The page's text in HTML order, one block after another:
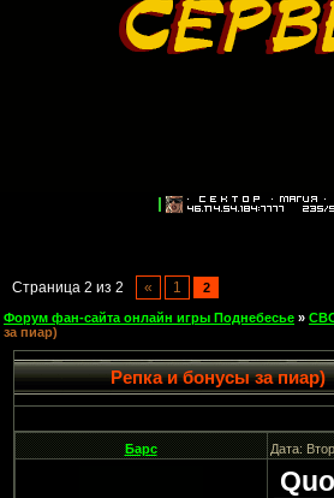
Страница 2 из 2 « 1 2
Форум фан-сайта онлайн игры Поднебесье »
за пиар)
Репка и бонусы за пиар)
Барс Дата: